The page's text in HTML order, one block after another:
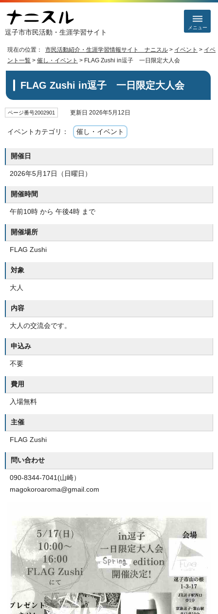
逗子市市民活動・生涯学習サイト
メニュー
現在の位置： 市民活動紹介・生涯学習情報サイト ナニスル > イベント > イベ
ント一覧 > 催し・イベント > FLAG Zushi in逗子 一日限定大人会
FLAG Zushi in逗子 一日限定大人会
ページ番号2002901 更新日 2026年5月12日
イベントカテゴリ： 催し・イベント
開催日
2026年5月17日（日曜日）
開催時間
午前10時 から 午後4時 まで
開催場所
FLAG Zushi
対象
大人
内容
大人の交流会です。
申込み
不要
費用
入場無料
主催
FLAG Zushi
問い合わせ
090-8344-7041(山崎）
magokoroaroma@gmail.com